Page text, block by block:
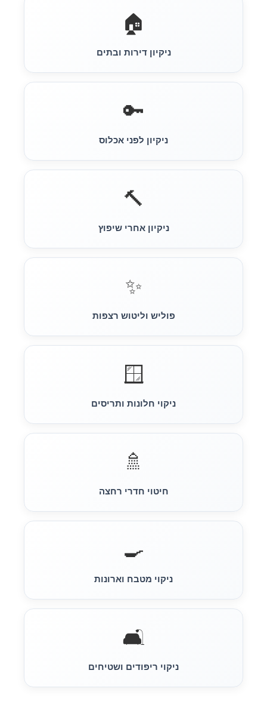
🏠
ניקיון דירות ובתים
🔑
ניקיון לפני אכלוס
🔨
ניקיון אחרי שיפוץ
✨
פוליש וליטוש רצפות
🪟
ניקוי חלונות ותריסים
🚿
חיטוי חדרי רחצה
🍳
ניקוי מטבח וארונות
🛋️
ניקוי ריפודים ושטיחים